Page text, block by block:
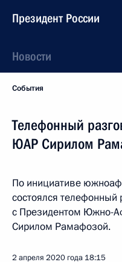
Президент России
Новости
События
Телефонный
ЮАР Сирилом
По инициативе
состоялся
с Президентом Южно-
Сирилом Рамафозой.
2 апреля 2020 года 18:15